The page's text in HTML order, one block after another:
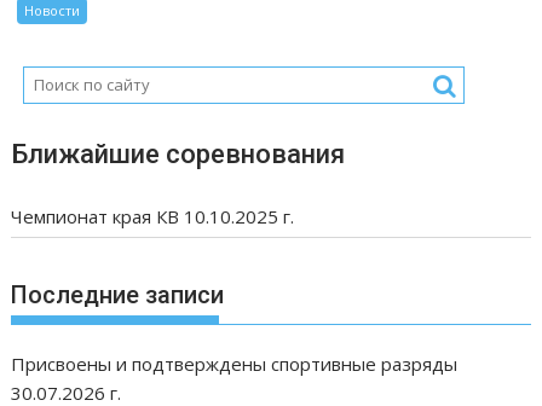
Новости
Ближайшие соревнования
Чемпионат края КВ 10.10.2025 г.
Последние записи
Присвоены и подтверждены спортивные разряды
30.07.2026 г.